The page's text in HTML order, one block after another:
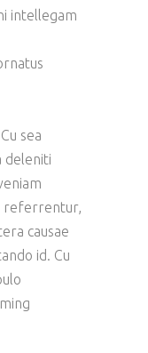
intellegam
sea
deleniti
referrentur,
causae
id. Cu